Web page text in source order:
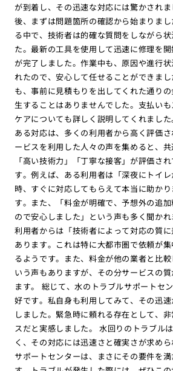
が到着し、その迅速な対応には驚かされ
後、まずは問題箇所の確認から始まりま
る中で、技術者は的確な質問をしながら
た。最新の工具を使用して迅速に修理を
が完了しました。作業中も、原因や進行
れたので、安心して任せることができま
も、事前に見積もりを出してくれた通り
生することはありませんでした。支払い
ケアについても詳しく説明してくれまし
ある対応は、多くの利用者から高く評価
ービスを利用した人々の声を集めると、共
「高い技術力」「丁寧な接客」が評価さ
す。例えば、ある利用者は「深夜にトイ
時、すぐに対応してもらえて本当に助か
す。また、「料金が明確で、予想外の追
ので安心しました」という声も多く聞か
利用者からは「技術者によって対応の質
あります。これは特に大都市圏で依頼が
るようです。また、料金が他の業者と比
いう声もありますが、その分サービスの
ます。 総じて、水のトラブルサポートセ
好です。私自身も利用してみて、その迅
しました。緊急時に頼れる存在として、
スだと実感しました。 水回りのトラブル
く、その対応には迅速さと確実さが求め
サポートセンターは、まさにその要件を